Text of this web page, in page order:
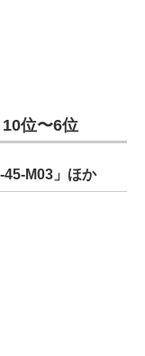
10位〜6位
M03」ほか